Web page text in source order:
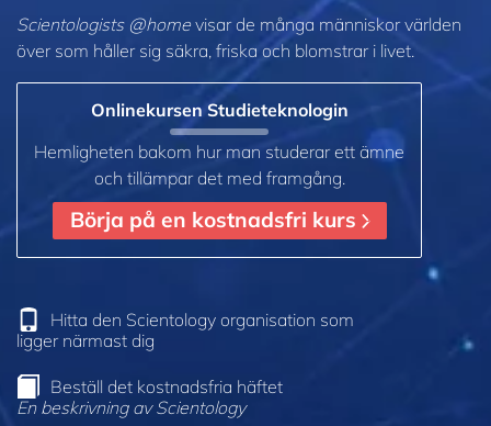
Scientologists @homevisar de många människor världen
över som håller sig säkra, friska och blomstrar i livet.
Onlinekursen Studieteknologin
Hemligheten bakom hur man studerar ett ämne
och tillämpar det med framgång.
Börja på en kostnadsfri kurs
Hitta den Scientology organisation som
ligger närmast dig
Beställ det kostnadsfria häftet
En beskrivning av Scientology